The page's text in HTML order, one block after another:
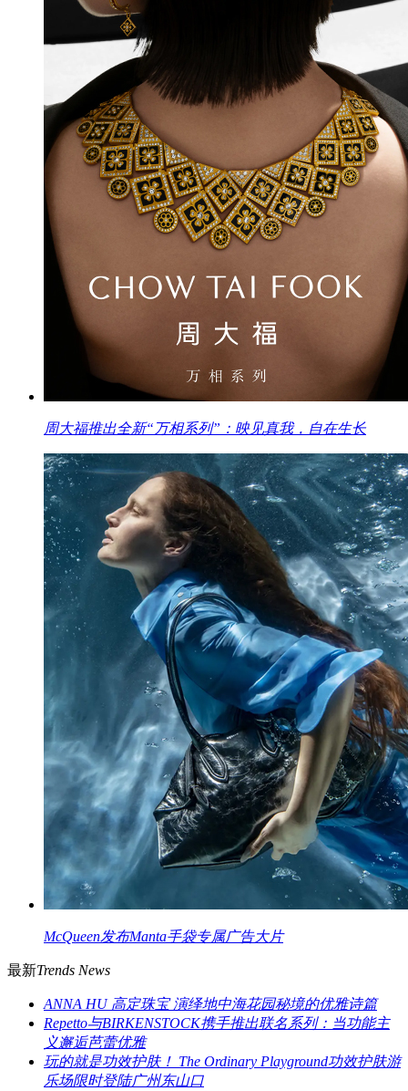
周大福推出全新“万相系列”：映见真我，自在生长
McQueen发布Manta手袋专属广告大片
最新Trends News
ANNA HU 高定珠宝 演绎地中海花园秘境的优雅诗篇
Repetto与BIRKENSTOCK携手推出联名系列：当功能主
义邂逅芭蕾优雅
玩的就是功效护肤！ The Ordinary Playground功效护肤游
乐场限时登陆广州东山口